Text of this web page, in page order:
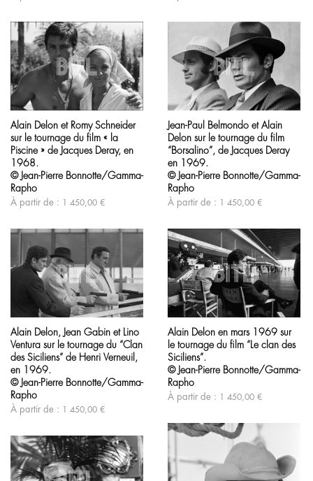
sur
la
page
du
produit
la
produit
Ce
a
plusieurs
variations.
Les
options
peuvent
être
choisies
la
page
du
produit
Jean-Paul Belmondo et Alain
Delon sur le tournage du film
“Borsalino”, de Jacques Deray
en 1969.
© Jean-Pierre Bonnotte/Gamma-
Rapho
À partir de : 1 450,00 €
Ce
a
plusieurs
variations.
Les
options
peuvent
être
choisies
la
produit
Alain Delon et Romy Schneider
sur le tournage du film « la
Piscine » de Jacques Deray, en
1968.
© Jean-Pierre Bonnotte/Gamma-
Rapho
À partir de : 1 450,00 €
a
plusieurs
variations.
Les
options
peuvent
être
sur
la
page
du
Alain Delon en mars 1969 sur
le tournage du film “Le clan des
Siciliens”.
© Jean-Pierre Bonnotte/Gamma-
Rapho
À partir de : 1 450,00 €
a
plusieurs
variations.
Les
options
peuvent
être
choisies
la
page
du
produit
Alain Delon, Jean Gabin et Lino
Ventura sur le tournage du “Clan
des Siciliens” de Henri Verneuil,
en 1969.
© Jean-Pierre Bonnotte/Gamma-
Rapho
À partir de : 1 450,00 €